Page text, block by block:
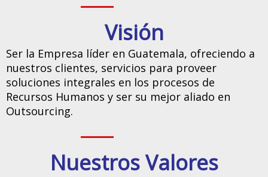
Visión
Ser la Empresa líder en Guatemala, ofreciendo a
nuestros clientes, servicios para proveer
soluciones integrales en los procesos de
Recursos Humanos y ser su mejor aliado en
Outsourcing.
Nuestros Valores